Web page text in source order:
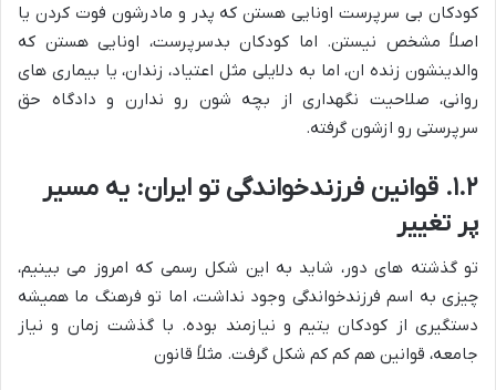
کودکان بی سرپرست اونایی هستن که پدر و مادرشون فوت کردن یا
اصلاً مشخص نیستن. اما کودکان بدسرپرست، اونایی هستن که
والدینشون زنده ان، اما به دلایلی مثل اعتیاد، زندان، یا بیماری های
روانی، صلاحیت نگهداری از بچه شون رو ندارن و دادگاه حق
سرپرستی رو ازشون گرفته.
۱.۲. قوانین فرزندخواندگی تو ایران: یه مسیر
پر تغییر
تو گذشته های دور، شاید به این شکل رسمی که امروز می بینیم،
چیزی به اسم فرزندخواندگی وجود نداشت، اما تو فرهنگ ما همیشه
دستگیری از کودکان یتیم و نیازمند بوده. با گذشت زمان و نیاز
جامعه، قوانین هم کم کم شکل گرفت. مثلاً قانون